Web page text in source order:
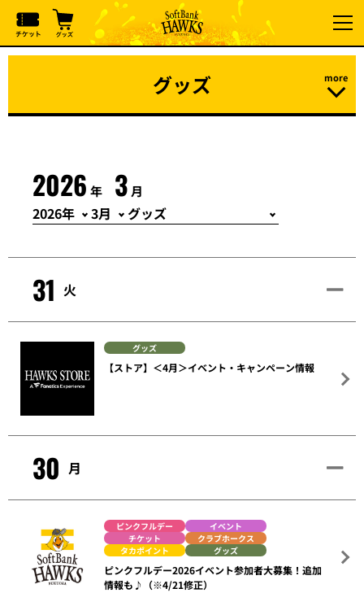
グッズ
2026 年 3 月
31 火
グッズ
【ストア】＜4月＞イベント・キャンペーン情報
30 月
ピンクフルデー
イベント
チケット
クラブホークス
タカポイント
グッズ
ピンクフルデー2026イベント参加者大募集！追加
情報も♪（※4/21修正）